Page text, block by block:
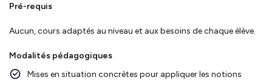
Pré-requis
Aucun, cours adaptés au niveau et aux besoins de chaque élève.
Modalités pédagogiques
Mises en situation concrètes pour appliquer les notions